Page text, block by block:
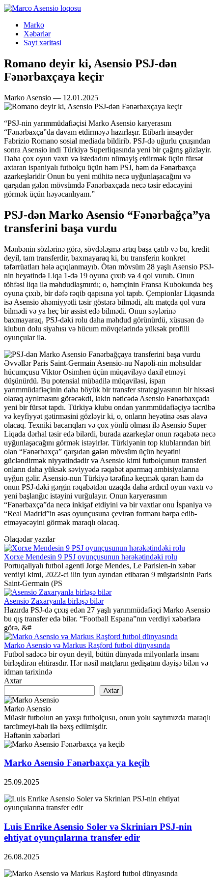
Marko
Xəbərlər
Sayt xəritəsi
Romano deyir ki, Asensio PSJ-dən
Fənərbaxçaya keçir
Marko Asensio — 12.01.2025
“PSJ-nin yarımmüdafiəçisi Marko Asensio karyerasını
“Fənərbaxça”da davam etdirməyə hazırlaşır. Etibarlı insayder
Fabrizio Romano sosial mediada bildirib. PSJ-də uğurlu çıxışından
sonra Asensio indi Türkiyə Superliqasında yeni bir çağırış gözləyir.
Daha çox oyun vaxtı və istedadını nümayiş etdirmək üçün fürsət
axtaran ispaniyalı futbolçu üçün həm PSJ, həm də Fənərbaxça
azarkeşləridir Onun bu yeni mühitə necə uyğunlaşacağını və
qarşıdan gələn mövsümdə Fənərbaxçada necə təsir edəcəyini
görmək üçün həyəcanlıyam.”
PSJ-dən Marko Asensio “Fənərbağça”ya
transferini başa vurdu
Mənbənin sözlərinə görə, sövdələşmə artıq başa çatıb və bu, kredit
deyil, tam transferdir, baxmayaraq ki, bu transferin konkret
təfərrüatları hələ açıqlanmayıb. Ötən mövsüm 28 yaşlı Asensio PSJ-
nin heyətində Liqa 1-də 19 oyuna çıxıb və 4 qol vurub. Onun
töhfəsi liqa ilə məhdudlaşmırdı; o, həmçinin Fransa Kubokunda beş
oyuna çıxıb, bir dəfə rəqib qapısına yol tapıb. Çempionlar Liqasında
isə Asensio əhəmiyyətli təsir göstərə bilmədi, altı matçda qol vura
bilmədi və ya heç bir assist edə bilmədi. Onun səylərinə
baxmayaraq, PSJ-dəki rolu daha məhdud görünürdü, xüsusən də
klubun dolu siyahısı və hücum mövqelərində yüksək profilli
oyunçular ilə.
Əvvəllər Paris Saint-Germain Asensio-nu Napoli-nin məhsuldar
hücumçusu Viktor Osimhen üçün müqaviləyə daxil etməyi
düşünürdü. Bu potensial mübadilə müqaviləsi, ispan
yarımmüdafiəçinin daha böyük bir transfer strategiyasının bir hissəsi
olaraq ayrılmasını görəcəkdi, lakin nəticədə Asensio Fənərbaxçada
yeni bir fürsət tapdı. Türkiyə klubu ondan yarımmüdafiəçiyə təcrübə
və keyfiyyət gətirməsini gözləyir ki, o, onların heyətinə əsas əlavə
olacaq. Texniki bacarıqları və çox yönlü olması ilə Asensio Super
Liqada dərhal təsir edə bilərdi, burada azarkeşlər onun rəqabətə necə
uyğunlaşacağını görmək istəyirlər. Türkiyənin top klublarından biri
olan “Fənərbaxça” qarşıdan gələn mövsüm üçün heyətini
gücləndirmək niyyətindədir və Asensio kimi futbolçunun transferi
onların daha yüksək səviyyədə rəqabət aparmaq ambisiyalarına
uyğun gəlir. Asensio-nun Türkiyə tərəfinə keçmək qərarı həm də
onun PSJ-dəki gərgin rəqabətdən uzaqda daha ardıcıl oyun vaxtı və
yeni başlanğıc istəyini vurğulayır. Onun karyerasının
“Fənərbaxça”da necə inkişaf etdiyini və bir vaxtlar onu İspaniya və
“Real Madrid”in əsas oyunçusuna çevirən formanı bərpa edib-
etməyəcəyini görmək maraqlı olacaq.
Əlaqədar yazılar
Xorxe Mendesin 9 PSJ oyunçusunun hərəkətindəki rolu
Portuqaliyalı futbol agenti Jorge Mendes, Le Parisien-in xəbər
verdiyi kimi, 2022-ci ilin iyun ayından etibarən 9 müştərisinin Paris
Saint-Germain (PS
Asensio Zaxaryanla birləşə bilər
Hazırda PSJ-də çıxış edən 27 yaşlı yarımmüdafiəçi Marko Asensio
bu qış transfer edə bilər. “Football Espana”nın verdiyi xəbərlərə
görə, &#
Marko Asensio və Markus Raşford futbol dünyasında
Futbol sadəcə bir oyun deyil, bütün dünyada milyonlarla insanı
birləşdirən ehtirasdır. Hər nəsil matçların gedişatını dəyişə bilən və
idman tarixində
Axtar
Axtar
Marko Asensio
Müasir futbolun ən yaxşı futbolçusu, onun yolu saytımızda maraqlı
tərcümeyi-halı ilə bəxş edilmişdir.
Həftənin xəbərləri
Marko Asensio Fənərbaxça ya keçib
25.09.2025
Luis Enrike Asensio Soler və Skriniarı PSJ-nin
ehtiyat oyunçularına transfer edir
26.08.2025